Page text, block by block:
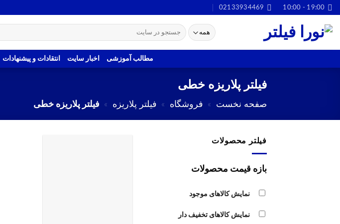
Skip
content
19:00 - 10:00
02133934469
جستجو
برای:
مطالب آموزشی اخبار سایت انتقادات و پیشنهادات
فیلتر پلاریزه خطی
صفحه نخست » فروشگاه » فیلتر پلاریزه » فیلتر پلاریزه خطی
فیلتر محصولات
بازه قیمت محصولات
نمایش کالاهای موجود
نمایش کالاهای تخفیف دار